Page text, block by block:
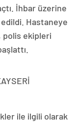
İhbar üzerine
Hastaneye
polis ekipleri
ile ilgili olarak